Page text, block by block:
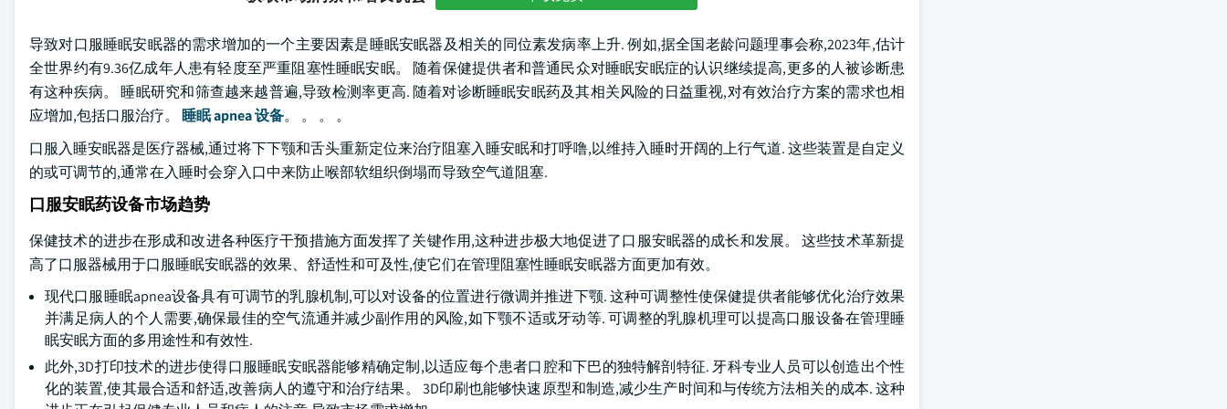
导致对口服睡眠安眠器的需求增加的一个主要因素是睡眠安眠器及相关的同位素发病率上升. 例如,据全国老龄问题理事会称,2023年,估计
全世界约有9.36亿成年人患有轻度至严重阻塞性睡眠安眠。 随着保健提供者和普通民众对睡眠安眠症的认识继续提高,更多的人被诊断患
有这种疾病。 睡眠研究和筛查越来越普遍,导致检测率更高. 随着对诊断睡眠安眠药及其相关风险的日益重视,对有效治疗方案的需求也相
应增加,包括口服治疗。 睡眠 apnea 设备。 。 。 。
口服入睡安眠器是医疗器械,通过将下下颚和舌头重新定位来治疗阻塞入睡安眠和打呼噜,以维持入睡时开阔的上行气道. 这些装置是自定义
的或可调节的,通常在入睡时会穿入口中来防止喉部软组织倒塌而导致空气道阻塞.
口服安眠药设备市场趋势
保健技术的进步在形成和改进各种医疗干预措施方面发挥了关键作用,这种进步极大地促进了口服安眠器的成长和发展。 这些技术革新提
高了口服器械用于口服睡眠安眠器的效果、舒适性和可及性,使它们在管理阻塞性睡眠安眠器方面更加有效。
现代口服睡眠apnea设备具有可调节的乳腺机制,可以对设备的位置进行微调并推进下颚. 这种可调整性使保健提供者能够优化治疗效果
并满足病人的个人需要,确保最佳的空气流通并减少副作用的风险,如下颚不适或牙动等. 可调整的乳腺机理可以提高口服设备在管理睡
眠安眠方面的多用途性和有效性.
此外,3D打印技术的进步使得口服睡眠安眠器能够精确定制,以适应每个患者口腔和下巴的独特解剖特征. 牙科专业人员可以创造出个性
化的装置,使其最合适和舒适,改善病人的遵守和治疗结果。 3D印刷也能够快速原型和制造,减少生产时间和与传统方法相关的成本. 这种